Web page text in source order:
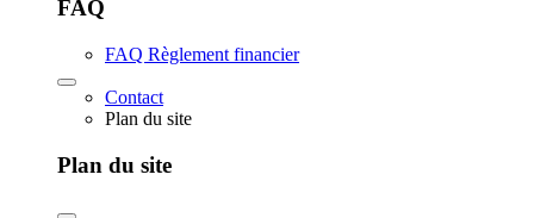
FAQ
FAQ Règlement financier
Contact
Plan du site
Plan du site